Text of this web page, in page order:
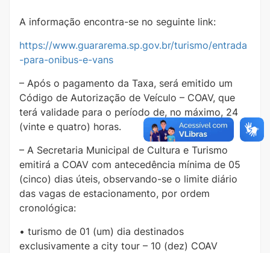
A informação encontra-se no seguinte link:
https://www.guararema.sp.gov.br/turismo/entrada
-para-onibus-e-vans
– Após o pagamento da Taxa, será emitido um
Código de Autorização de Veículo – COAV, que
terá validade para o período de, no máximo, 24
(vinte e quatro) horas.
– A Secretaria Municipal de Cultura e Turismo
emitirá a COAV com antecedência mínima de 05
(cinco) dias úteis, observando-se o limite diário
das vagas de estacionamento, por ordem
cronológica:
• turismo de 01 (um) dia destinados
exclusivamente a city tour – 10 (dez) COAV